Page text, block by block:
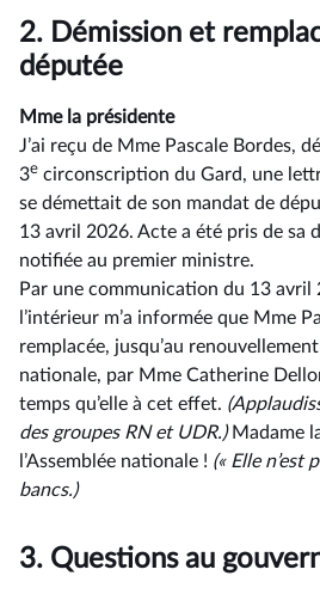
2. Démission et
députée
Mme la présidente
J’ai reçu de Mme Pascale Bordes,
3e circonscription du Gard, une
se démettait de son mandat de
13 avril 2026. Acte a été pris de sa
notifiée au premier ministre.
Par une communication du 13 avril
l’intérieur m’a informée que Mme
remplacée, jusqu’au renouvellement
nationale, par Mme Catherine
temps qu’elle à cet effet.
des groupes RN et UDR.)Madame
l’Assemblée nationale ! (« Elle n’est
bancs.)
3. Questions au